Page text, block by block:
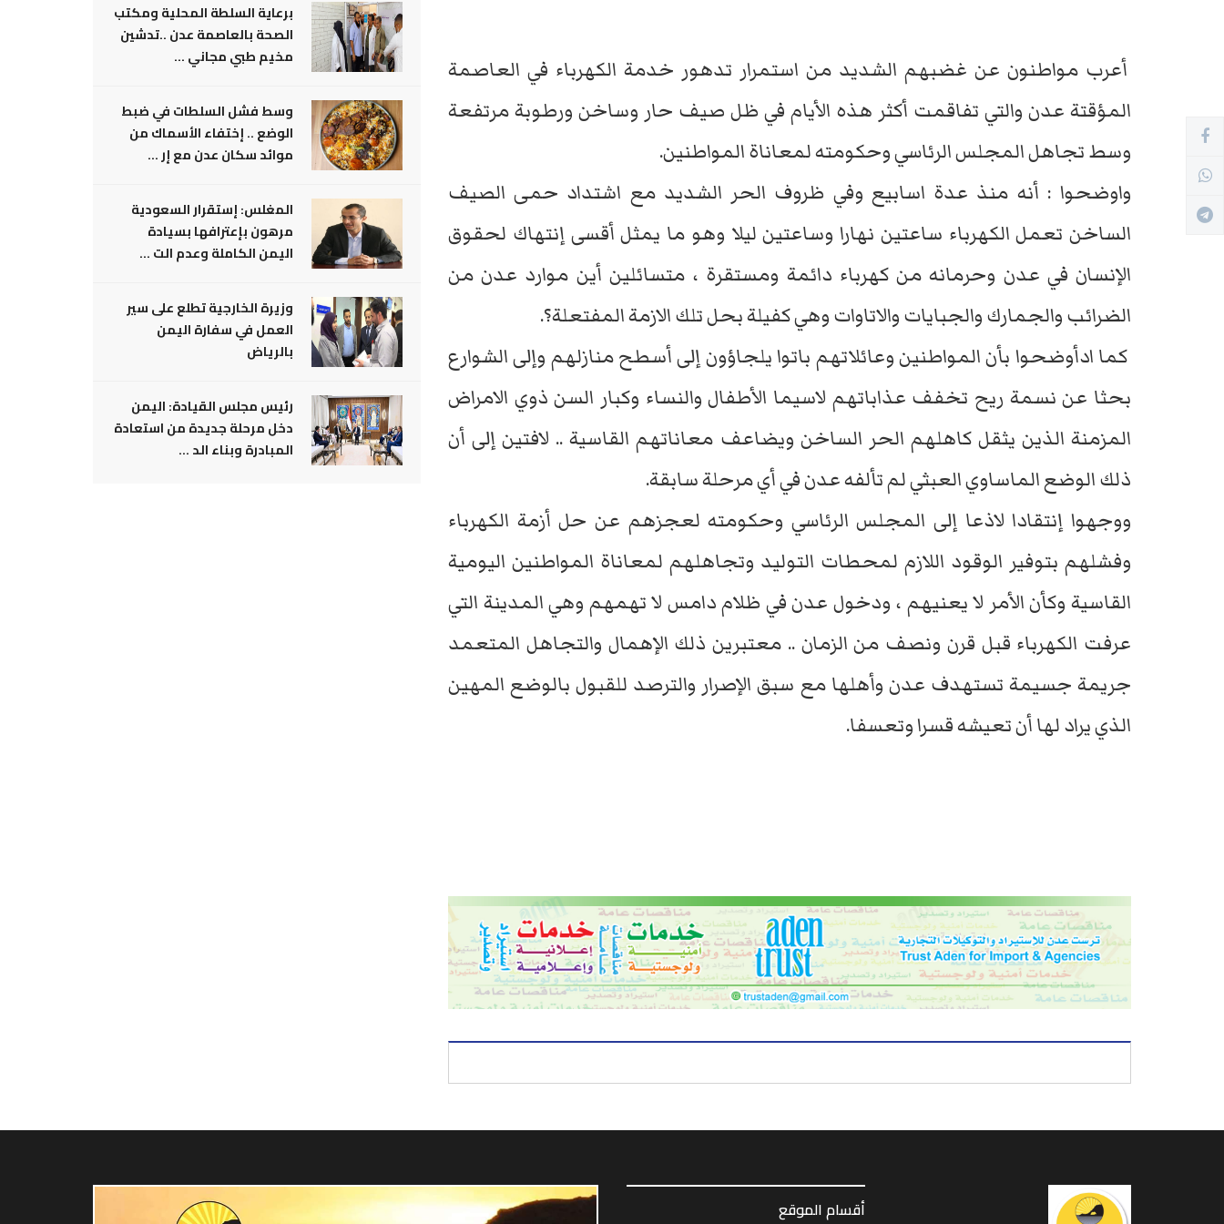
أعرب مواطنون عن غضبهم الشديد من استمرار تدهور خدمة الكهرباء في العاصمة
المؤقتة عدن والتي تفاقمت أكثر هذه الأيام في ظل صيف حار وساخن ورطوبة مرتفعة
وسط تجاهل المجلس الرئاسي وحكومته لمعاناة المواطنين.
واوضحوا : أنه منذ عدة اسابيع وفي ظروف الحر الشديد مع اشتداد حمى الصيف
الساخن تعمل الكهرباء ساعتين نهارا وساعتين ليلا وهو ما يمثل أقسى إنتهاك لحقوق
الإنسان في عدن وحرمانه من كهرباء دائمة ومستقرة ، متسائلين أين موارد عدن من
الضرائب والجمارك والجبايات والاتاوات وهي كفيلة بحل تلك الازمة المفتعلة؟.
كما ادأوضحوا بأن المواطنين وعائلاتهم باتوا يلجاؤون إلى أسطح منازلهم وإلى الشوارع
بحثا عن نسمة ريح تخفف عذاباتهم لاسيما الأطفال والنساء وكبار السن ذوي الامراض
المزمنة الذين يثقل كاهلهم الحر الساخن ويضاعف معاناتهم القاسية .. لافتين إلى أن
ذلك الوضع الماساوي العبثي لم تألفه عدن في أي مرحلة سابقة.
ووجهوا إنتقادا لاذعا إلى المجلس الرئاسي وحكومته لعجزهم عن حل أزمة الكهرباء
وفشلهم بتوفير الوقود اللازم لمحطات التوليد وتجاهلهم لمعاناة المواطنين اليومية
القاسية وكأن الأمر لا يعنيهم ، ودخول عدن في ظلام دامس لا تهمهم وهي المدينة التي
عرفت الكهرباء قبل قرن ونصف من الزمان .. معتبرين ذلك الإهمال والتجاهل المتعمد
جريمة جسيمة تستهدف عدن وأهلها مع سبق الإصرار والترصد للقبول بالوضع المهين
الذي يراد لها أن تعيشه قسرا وتعسفا.
برعاية السلطة المحلية ومكتب
الصحة بالعاصمة عدن ..تدشين
مخيم طبي مجاني ...
وسط فشل السلطات في ضبط
الوضع .. إختفاء الأسماك من
موائد سكان عدن مع إر ...
المغلس: إستقرار السعودية
مرهون بإعترافها بسيادة
اليمن الكاملة وعدم الت ...
وزيرة الخارجية تطلع على سير
العمل في سفارة اليمن
بالرياض
رئيس مجلس القيادة: اليمن
دخل مرحلة جديدة من استعادة
المبادرة وبناء الد ...
أقسام الموقع